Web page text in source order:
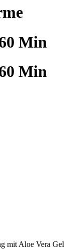
Min
Min
mit Aloe Vera Gel